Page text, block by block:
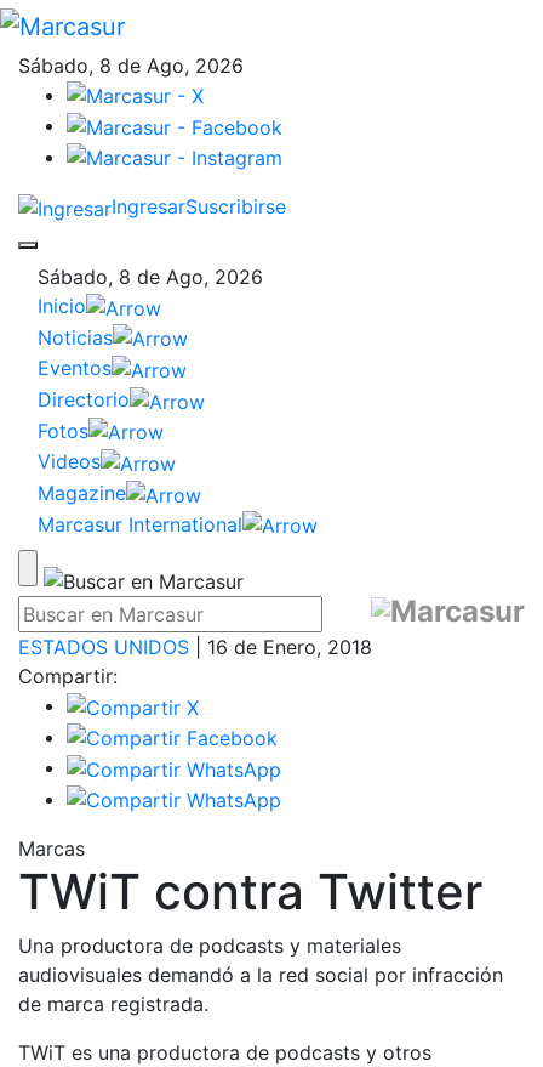
Sábado, 8 de Ago, 2026
IngresarSuscribirse
Sábado, 8 de Ago, 2026
Inicio
Noticias
Eventos
Directorio
Fotos
Videos
Magazine
Marcasur International
ESTADOS UNIDOS | 16 de Enero, 2018
Compartir:
Marcas
TWiT contra Twitter
Una productora de podcasts y materiales
audiovisuales demandó a la red social por infracción
de marca registrada.
TWiT es una productora de podcasts y otros